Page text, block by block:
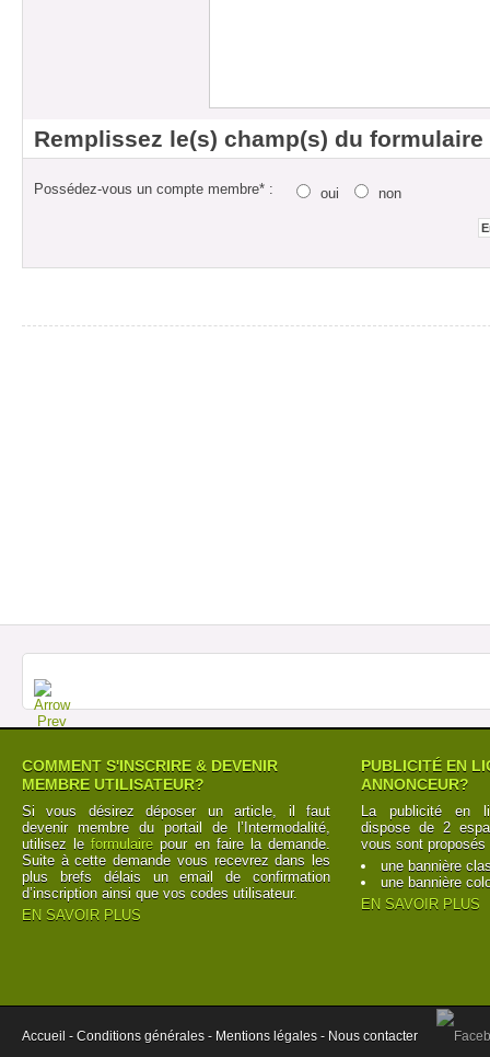
Remplissez le(s) champ(s) du formulaire
Possédez-vous un compte membre* : oui non
COMMENT S'INSCRIRE & DEVENIR
MEMBRE UTILISATEUR?
Si vous désirez déposer un article, il faut
devenir membre du portail de l’Intermodalité,
utilisez leformulaire pour en faire la demande.
Suite à cette demande vous recevrez dans les
plus brefs délais un email de confirmation
d’inscription ainsi que vos codes utilisateur.
EN SAVOIR PLUS
PUBLICITÉ EN
ANNONCEUR?
La publicité en
dispose de 2
vous sont proposés
une bannière
une bannière
EN SAVOIR PLUS
Accueil - Conditions générales - Mentions légales - Nous contacter